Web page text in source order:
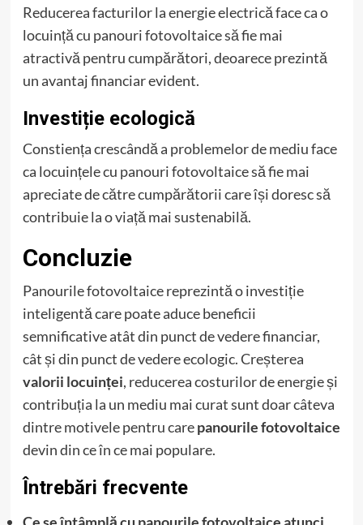
Reducerea facturilor la energie electrică face ca o
locuință cu panouri fotovoltaice să fie mai
atractivă pentru cumpărători, deoarece prezintă
un avantaj financiar evident.
Investiție ecologică
Constiența crescândă a problemelor de mediu face
ca locuințele cu panouri fotovoltaice să fie mai
apreciate de către cumpărătorii care își doresc să
contribuie la o viață mai sustenabilă.
Concluzie
Panourile fotovoltaice reprezintă o investiție
inteligentă care poate aduce beneficii
semnificative atât din punct de vedere financiar,
cât și din punct de vedere ecologic. Creșterea
valorii locuinței, reducerea costurilor de energie și
contribuția la un mediu mai curat sunt doar câteva
dintre motivele pentru carepanourile fotovoltaice
devin din ce în ce mai populare.
Întrebări frecvente